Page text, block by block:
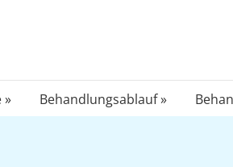
» Behandlungsablauf »